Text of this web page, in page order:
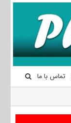
تماس با ما